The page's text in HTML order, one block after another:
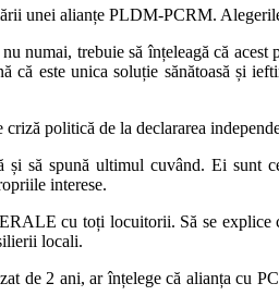
unei alianțe PLDM-PCRM.
numai, trebuie să înțeleagă că
că este unica soluție sănătoasă și
politică de la declararea
și să spună ultimul cuvând. Ei sunt
interese.
cu toți locuitorii. Să se explice
locali.
de 2 ani, ar înțelege că alianța cu